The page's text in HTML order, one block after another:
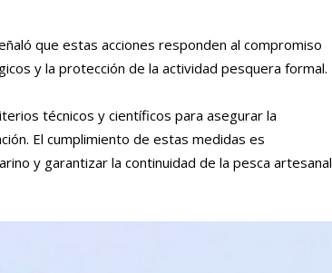
que estas acciones responden al compromiso
y la protección de la actividad pesquera formal.
técnicos y científicos para asegurar la
El cumplimiento de estas medidas es
y garantizar la continuidad de la pesca artesanal